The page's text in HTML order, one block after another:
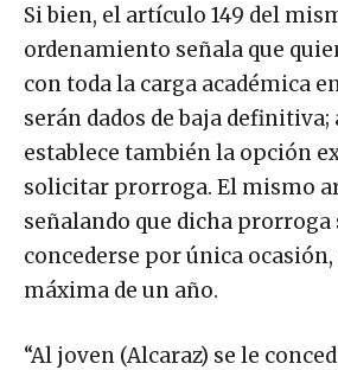
Si bien, el artículo 149 del
ordenamiento señala que
con toda la carga académica
serán dados de baja definitiva;
establece también la opción
solicitar prorroga. El mismo
señalando que dicha prorroga
concederse por única
máxima de un año.
“Al joven (Alcaraz) se le